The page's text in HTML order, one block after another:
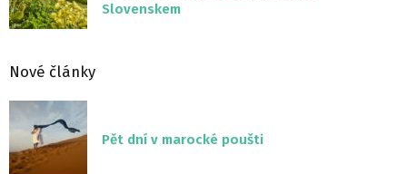
Slovenskem
Nové články
Pět dní v marocké poušti